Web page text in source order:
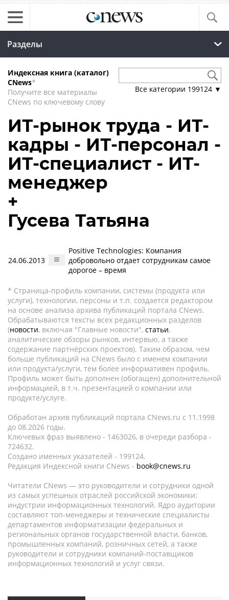
Разделы
Индексная книга (каталог)
CNews*
Получите все материалы
CNews по ключевому слову
Все категории 199124 ▼
ИТ-рынок труда - ИТ-
кадры - ИТ-персонал -
ИТ-специалист - ИТ-
менеджер
+
Гусева Татьяна
24.06.2013
Positive Technologies: Компания
добровольно отдает сотрудникам самое
дорогое – время
* Страница-профиль компании, системы (продукта или
услуги), технологии, персоны и т.п. создается редактором
на основе анализа архива публикаций портала CNews.
Обрабатываются тексты всех редакционных разделов
(новости, включая "Главные новости", статьи,
аналитические обзоры рынков, интервью, а также
содержание партнёрских проектов). Таким образом, чем
больше публикаций на CNews было с именем компании
или продукта/услуги, тем более информативен профиль.
Профиль может быть дополнен (обогащен) дополнительной
информацией, в т.ч. презентацией о компании или
продукте/услуге.
Обработан архив публикаций портала CNews.ru c 11.1998
до 08.2026 годы.
Ключевых фраз выявлено - 1463026, в очереди разбора -
724632.
Создано именных указателей - 199124.
Редакция Индексной книги CNews - book@cnews.ru
Читатели CNews — это руководители и сотрудники одной
из самых успешных отраслей российской экономики:
индустрии информационных технологий. Ядро аудитории
составляют топ-менеджеры и технические специалисты
департаментов информатизации федеральных и
региональных органов государственной власти, банков,
промышленных компаний, розничных сетей, а также
руководители и сотрудники компаний-поставщиков
информационных технологий и услуг связи.